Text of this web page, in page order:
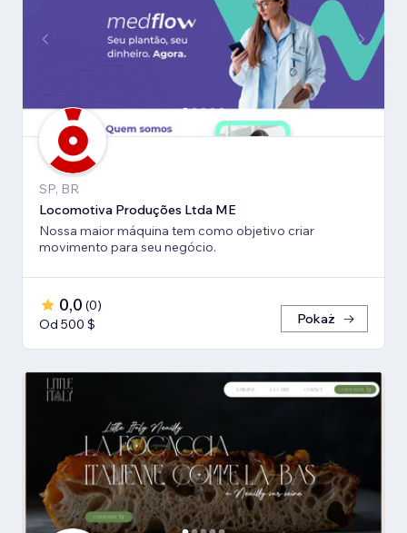
SP, BR
Locomotiva Produções Ltda ME
Nossa maior máquina tem como objetivo criar
movimento para seu negócio.
0,0 (0)
Od 500 $
Pokaż